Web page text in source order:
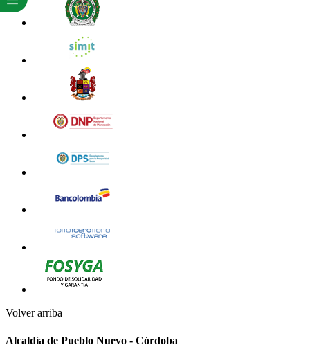
Volver arriba
Alcaldía de Pueblo Nuevo - Córdoba